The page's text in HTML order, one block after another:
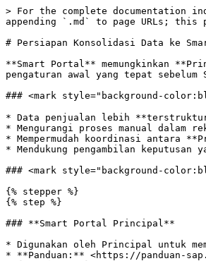
> For the complete documentation
appending `.md` to page URLs;
# Persiapan Konsolidasi Data ke
**Smart Portal** memungkinkan
pengaturan awal yang tepat sebelum
### <mark style="background-
* Data penjualan lebih
* Mengurangi proses manual dalam
* Mempermudah koordinasi antara
* Mendukung pengambilan
### <mark style="background-
{% stepper %}
{% step %}
### **Smart Portal Principal**
* Digunakan oleh Principal untuk
* **Panduan:** <https://panduan-